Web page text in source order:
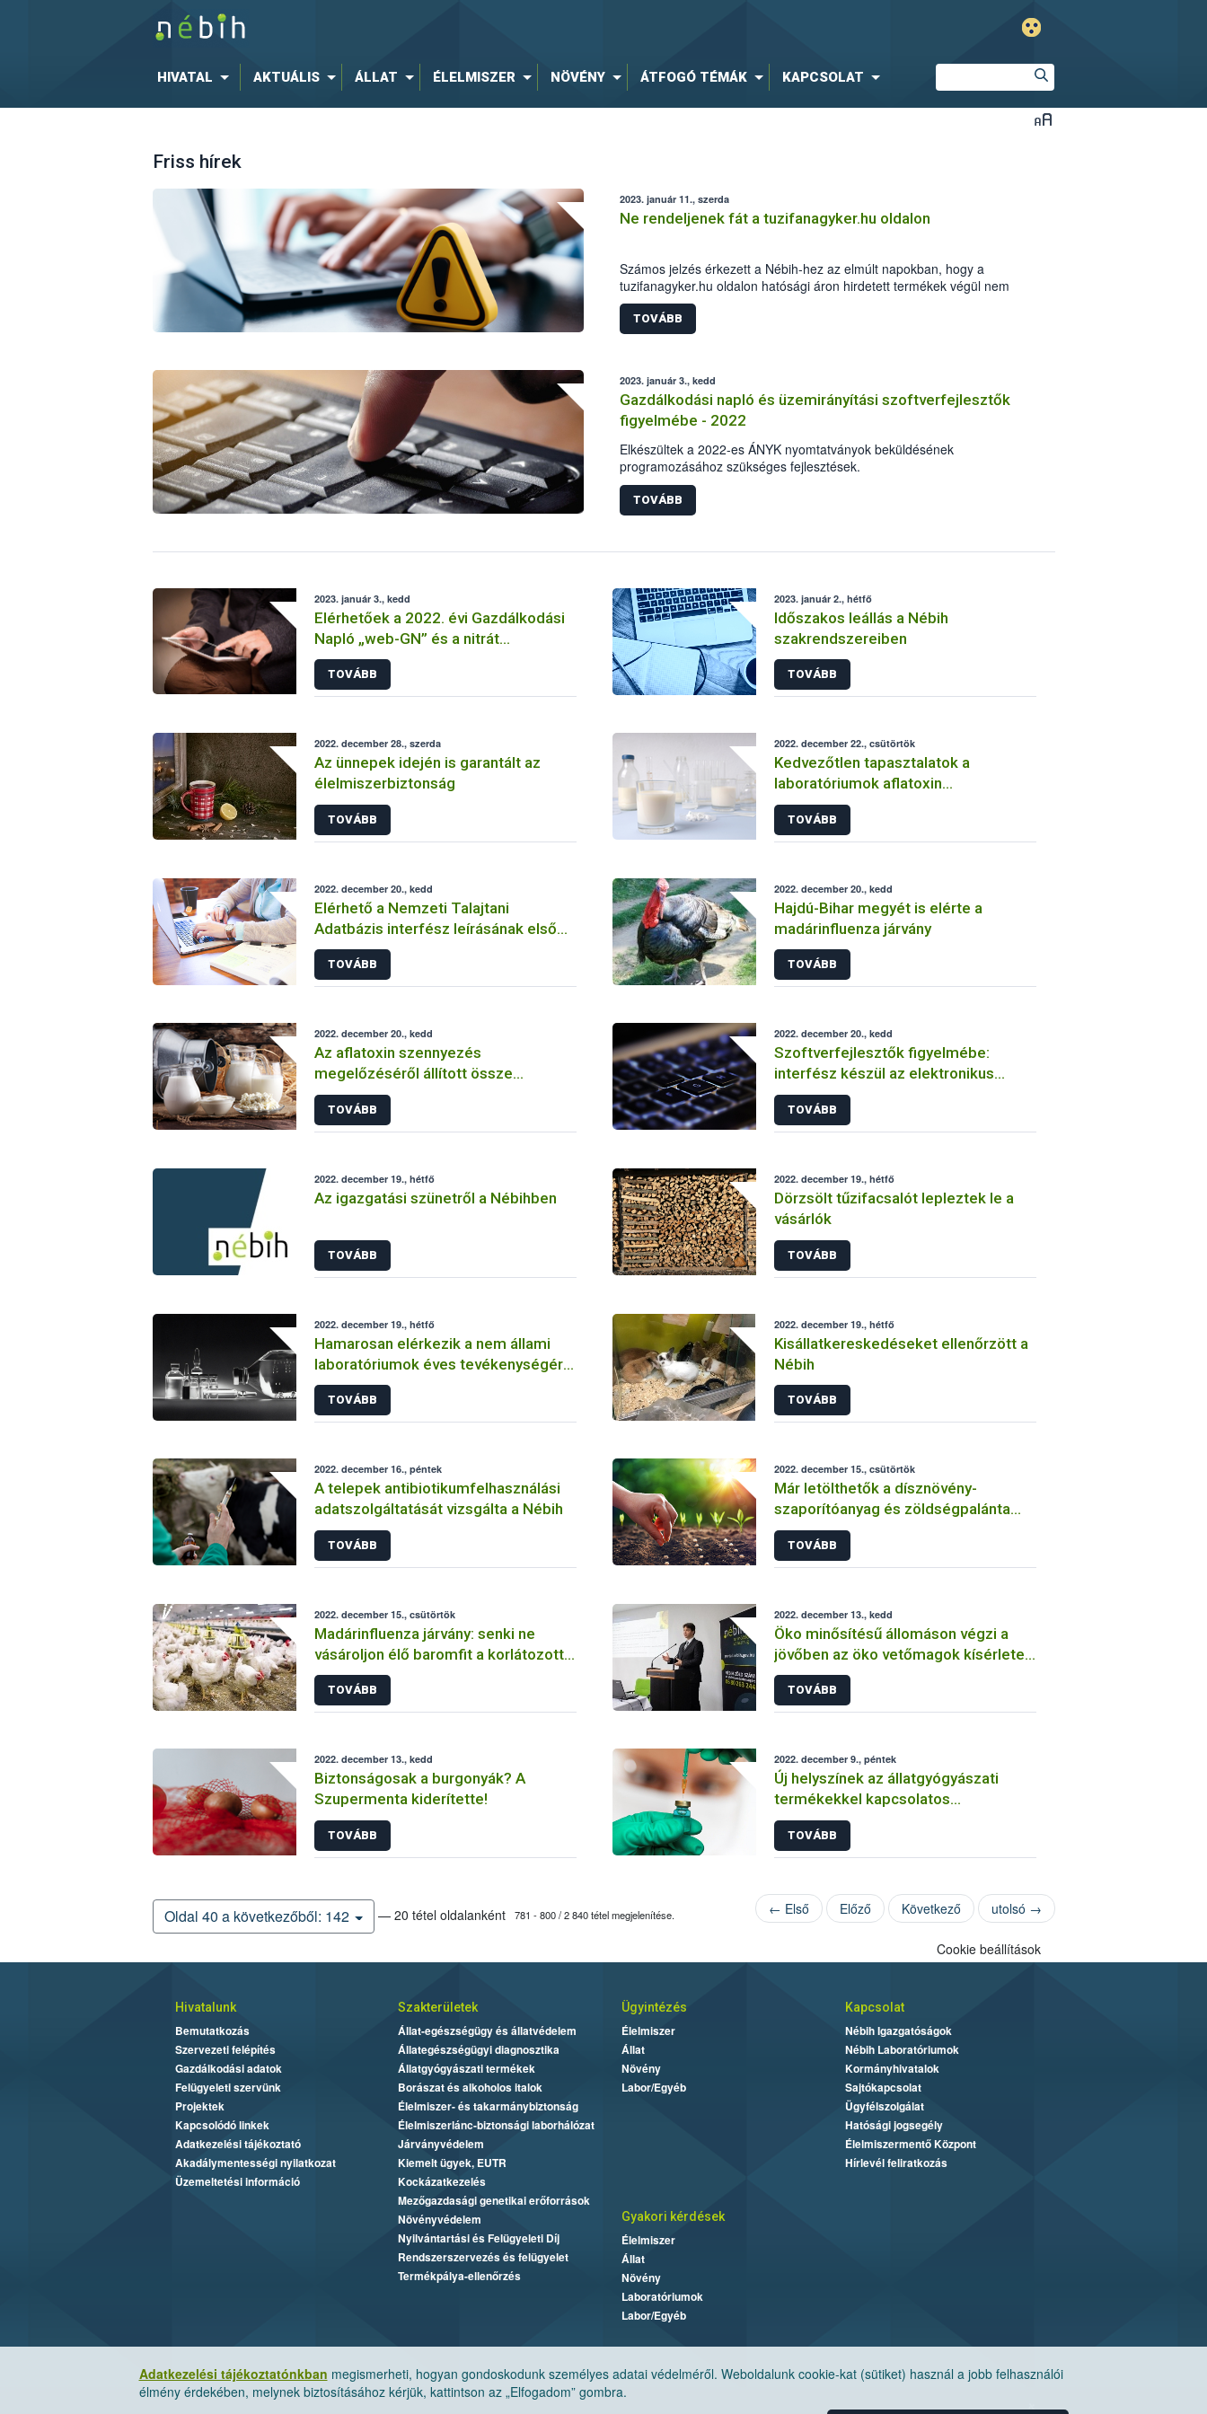
HIVATAL AKTUÁLIS ÁLLAT ÉLELMISZER NÖVÉNY ÁTFOGÓ TÉMÁK KAPCSOLAT
Friss hírek
2023. január 11., szerda
Ne rendeljenek fát a tuzifanagyker.hu oldalon
Számos jelzés érkezett a Nébih-hez az elmúlt napokban, hogy a
tuzifanagyker.hu oldalon hatósági áron hirdetett termékek végül nem
jutnak el a vásárlókhoz. A hatóság felhívja a figyelmet, hogy ne
rendeljenek fenti oldalról tűzifát, illetve semmiképp se utaljanak előre az
10300002-13367208-00014900 MKB Banknál vezetett számlaszámra.
TOVÁBB
2023. január 3., kedd
Gazdálkodási napló és üzemirányítási szoftverfejlesztők
figyelmébe - 2022
Elkészültek a 2022-es ÁNYK nyomtatványok beküldésének
programozásához szükséges fejlesztések.
TOVÁBB
2023. január 3., kedd
Elérhetőek a 2022. évi Gazdálkodási
Napló „web-GN” és a nitrát
adatszolgáltatás nyomtatványai
TOVÁBB
2023. január 2., hétfő
Időszakos leállás a Nébih
szakrendszereiben
TOVÁBB
2022. december 28., szerda
Az ünnepek idején is garantált az
élelmiszerbiztonság
TOVÁBB
2022. december 22., csütörtök
Kedvezőtlen tapasztalatok a
laboratóriumok aflatoxin
körvizsgálatán
TOVÁBB
2022. december 20., kedd
Elérhető a Nemzeti Talajtani
Adatbázis interfész leírásának első
változata
TOVÁBB
2022. december 20., kedd
Hajdú-Bihar megyét is elérte a
madárinfluenza járvány
TOVÁBB
2022. december 20., kedd
Az aflatoxin szennyezés
megelőzéséről állított össze
kistermelői tájékoztatót a Nébih
TOVÁBB
2022. december 20., kedd
Szoftverfejlesztők figyelmébe:
interfész készül az elektronikus
gazdálkodási napló benyújtásához
TOVÁBB
2022. december 19., hétfő
Az igazgatási szünetről a Nébihben
TOVÁBB
2022. december 19., hétfő
Dörzsölt tűzifacsalót lepleztek le a
vásárlók
TOVÁBB
2022. december 19., hétfő
Hamarosan elérkezik a nem állami
laboratóriumok éves tevékenységéről
szóló jelentés benyújtásának
határideje
TOVÁBB
2022. december 19., hétfő
Kisállatkereskedéseket ellenőrzött a
Nébih
TOVÁBB
2022. december 16., péntek
A telepek antibiotikumfelhasználási
adatszolgáltatását vizsgálta a Nébih
TOVÁBB
2022. december 15., csütörtök
Már letölthetők a dísznövény-
szaporítóanyag és zöldségpalánta
előállítók és forgalmazók éves
bejelentőlapjai
TOVÁBB
2022. december 15., csütörtök
Madárinfluenza járvány: senki ne
vásároljon élő baromfit a korlátozott
területekről!
TOVÁBB
2022. december 13., kedd
Öko minősítésű állomáson végzi a
jövőben az öko vetőmagok kísérleteit
a Nébih
TOVÁBB
2022. december 13., kedd
Biztonságosak a burgonyák? A
Szupermenta kiderítette!
TOVÁBB
2022. december 9., péntek
Új helyszínek az állatgyógyászati
termékekkel kapcsolatos
ügyintézésben
TOVÁBB
Oldal 40 a következőből: 142 — 20 tétel oldalanként 781 - 800 / 2 840 tétel megjelenítése. ← Első Előző Következő utolsó →
Adatkezelési tájékoztatónkban megismerheti, hogyan gondoskodunk személyes adatai védelméről. Weboldalunk cookie-kat (sütiket) használ a jobb felhasználói
élmény érdekében, melynek biztosításához kérjük, kattintson az „Elfogadom” gombra.
Cookie beállítások
Hivatalunk
Bemutatkozás
Szervezeti felépítés
Gazdálkodási adatok
Felügyeleti szervünk
Projektek
Kapcsolódó linkek
Adatkezelési tájékoztató
Akadálymentességi nyilatkozat
Üzemeltetési információ
Szakterületek
Állat-egészségügy és állatvédelem
Állategészségügyi diagnosztika
Állatgyógyászati termékek
Borászat és alkoholos italok
Élelmiszer- és takarmánybiztonság
Élelmiszerlánc-biztonsági laborhálózat
Járványvédelem
Kiemelt ügyek, EUTR
Kockázatkezelés
Mezőgazdasági genetikai erőforrások
Növényvédelem
Nyilvántartási és Felügyeleti Díj
Rendszerszervezés és felügyelet
Termékpálya-ellenőrzés
Ügyintézés
Élelmiszer
Állat
Növény
Labor/Egyéb
Kapcsolat
Nébih Igazgatóságok
Nébih Laboratóriumok
Kormányhivatalok
Sajtókapcsolat
Ügyfélszolgálat
Hatósági jogsegély
Élelmiszermentő Központ
Hírlevél feliratkozás
Gyakori kérdések
Élelmiszer
Állat
Növény
Laboratóriumok
Labor/Egyéb